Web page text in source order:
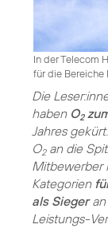
In der Telecom
für die Bereiche
Die
haben O2
Jahres
O2an die
Mitbewerber
Kategorien
als Siegeran
Leistungs-